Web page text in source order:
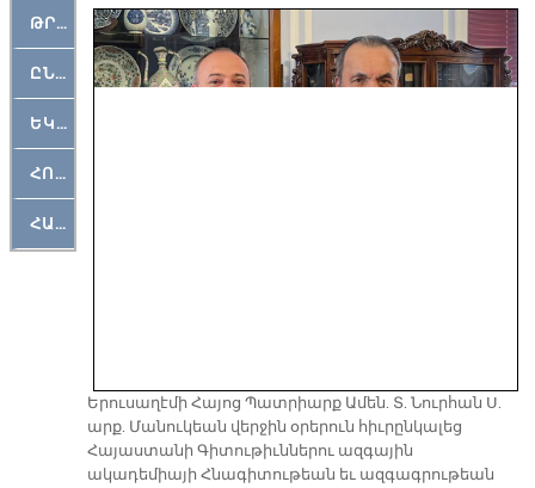
ԹՐՔԱՀԱՅ ԿԵԱՆՔ
ԸՆԿԵՐԱՄՇԱԿՈՒԹԱՅԻՆ
ԵԿԵՂԵՑԱԿԱՆ
ՀՈԳԵՄՏԱՒՈՐ
ՀԱՐԹԱԿ
Երուսաղէմի Հայոց Պատրիարք Ամեն. Տ. Նուրհան Ս.
արք. Մանուկեան վերջին օրերուն հիւրընկալեց
Հայաստանի Գիտութիւններու ազգային
ակադեմիայի Հնագիտութեան եւ ազգագրութեան